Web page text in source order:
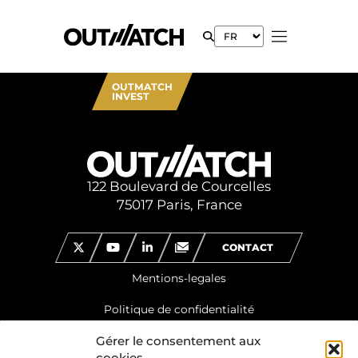
Gérer le consentement aux
OUTMATCH
INVEST
122 Boulevard de Courcelles
75017 Paris, France
CONTACT
Mentions-legales
Politique de confidentialité